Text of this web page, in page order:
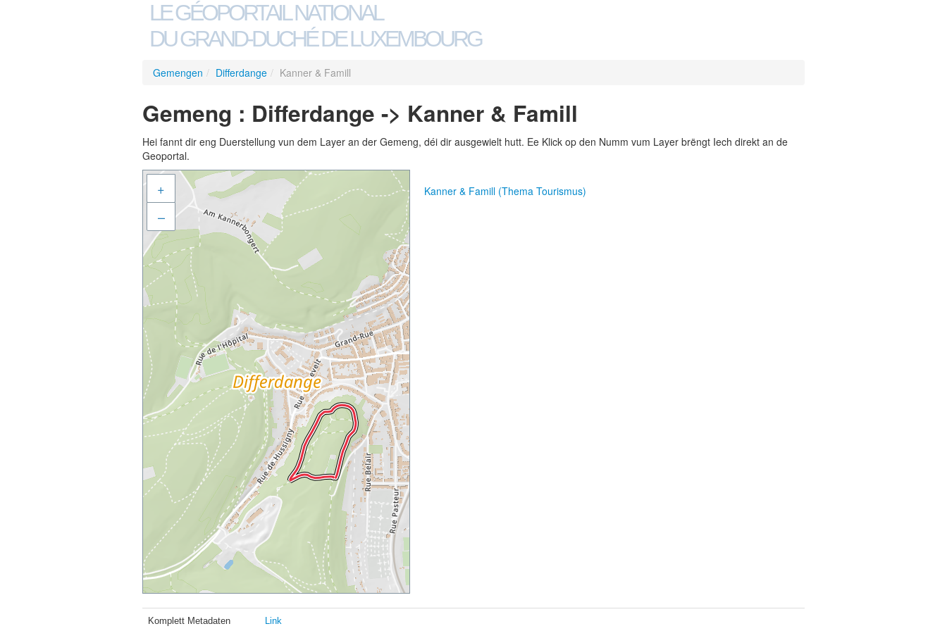
LE GÉOPORTAIL NATIONAL
DU GRAND-DUCHÉ DE LUXEMBOURG
Gemengen / Differdange / Kanner & Famill
Gemeng : Differdange -> Kanner & Famill
Hei fannt dir eng Duerstellung vun dem Layer an der Gemeng, déi dir ausgewielt hutt. Ee Klick op den Numm vum Layer brëngt Iech direkt an de
Geoportal.
+
–
Kanner & Famill (Thema Tourismus)
Komplett Metadaten Link